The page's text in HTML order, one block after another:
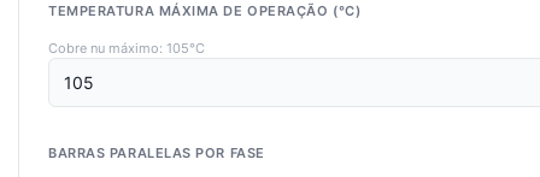
TEMPERATURA MÁXIMA DE OPERAÇÃO (°C)
Cobre nu máximo: 105°C
BARRAS PARALELAS POR FASE